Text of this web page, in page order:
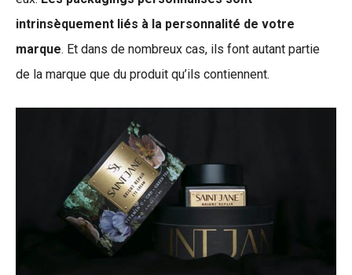
intrinsèquement liés à la personnalité de votre
marque. Et dans de nombreux cas, ils font autant partie
de la marque que du produit qu’ils contiennent.